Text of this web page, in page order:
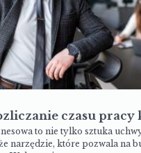
czasu pracy
to nie tylko sztuka
narzędzie, które pozwala na